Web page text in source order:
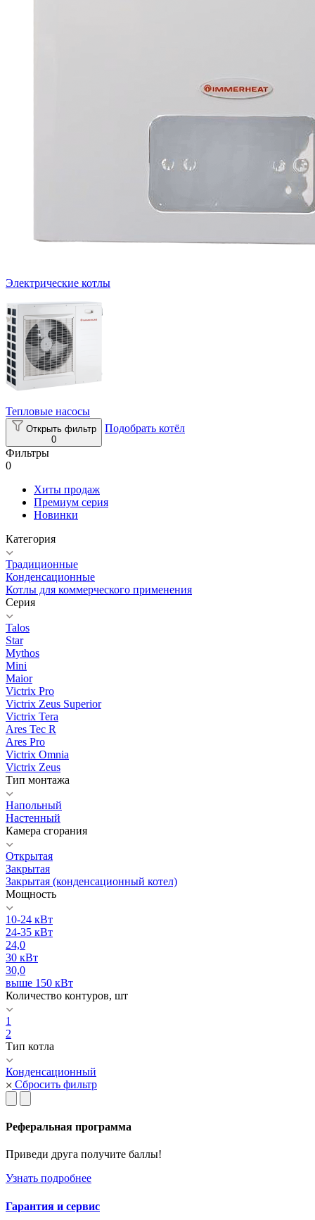
Электрические котлы
Тепловые насосы
Открыть фильтр
0
Подобрать котёл
Фильтры
0
Хиты продаж
Премиум серия
Новинки
Категория
Традиционные
Конденсационные
Котлы для коммерческого применения
Серия
Talos
Star
Mythos
Mini
Maior
Victrix Pro
Victrix Zeus Superior
Victrix Tera
Ares Tec R
Ares Pro
Victrix Omnia
Victrix Zeus
Тип монтажа
Напольный
Настенный
Камера сгорания
Открытая
Закрытая
Закрытая (конденсационный котел)
Мощность
10-24 кВт
24-35 кВт
24,0
30 кВт
30,0
выше 150 кВт
Количество контуров, шт
1
2
Тип котла
Конденсационный
Сбросить фильтр
Реферальная программа
Приведи друга получите баллы!
Узнать подробнее
Гарантия и сервис